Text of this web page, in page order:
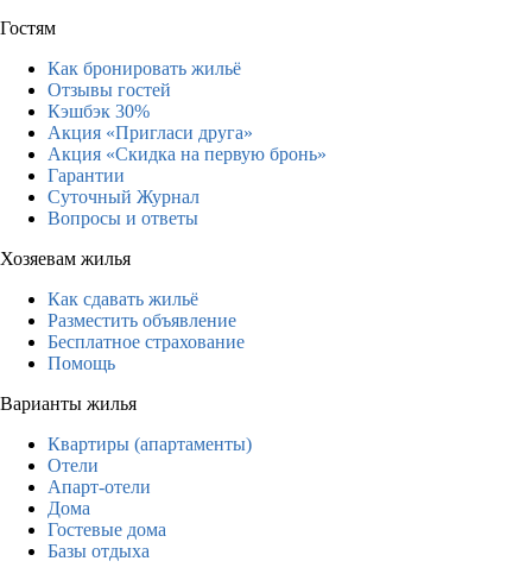
Гостям
Как бронировать жильё
Отзывы гостей
Кэшбэк 30%
Акция «Пригласи друга»
Акция «Скидка на первую бронь»
Гарантии
Суточный Журнал
Вопросы и ответы
Хозяевам жилья
Как сдавать жильё
Разместить объявление
Бесплатное страхование
Помощь
Варианты жилья
Квартиры (апартаменты)
Отели
Апарт-отели
Дома
Гостевые дома
Базы отдыха